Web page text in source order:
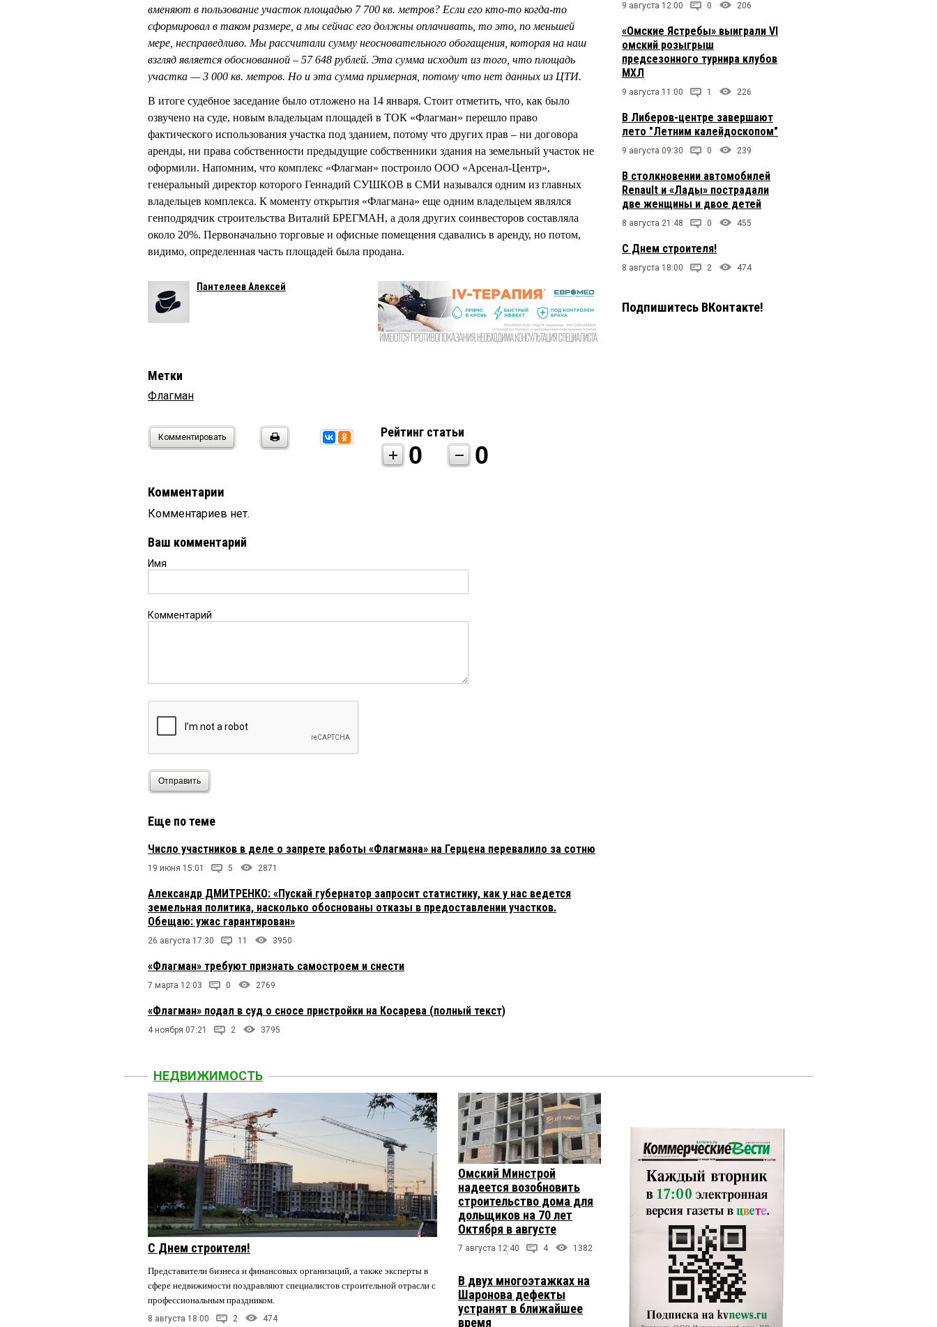
вменяют в пользование участок площадью 7 700 кв. метров? Если его кто-то когда-то
сформировал в таком размере, а мы сейчас его должны оплачивать, то это, по меньшей
мере, несправедливо. Мы рассчитали сумму неосновательного обогащения, которая на наш
взгляд является обоснованной – 57 648 рублей. Эта сумма исходит из того, что площадь
участка — 3 000 кв. метров. Но и эта сумма примерная, потому что нет данных из ЦТИ.
В итоге судебное заседание было отложено на 14 января. Стоит отметить, что, как было
озвучено на суде, новым владельцам площадей в ТОК «Флагман» перешло право
фактического использования участка под зданием, потому что других прав – ни договора
аренды, ни права собственности предыдущие собственники здания на земельный участок не
оформили. Напомним, что комплекс «Флагман» построило ООО «Арсенал-Центр»,
генеральный директор которого Геннадий СУШКОВ в СМИ назывался одним из главных
владельцев комплекса. К моменту открытия «Флагмана» еще одним владельцем являлся
генподрядчик строительства Виталий БРЕГМАН, а доля других соинвесторов составляла
около 20%. Первоначально торговые и офисные помещения сдавались в аренду, но потом,
видимо, определенная часть площадей была продана.
Пантелеев Алексей
Метки
Флагман
Комментировать Рейтинг статьи
0 0
Комментарии
Комментариев нет.
Ваш комментарий
Имя
Комментарий
Отправить
Еще по теме
Число участников в деле о запрете работы «Флагмана» на Герцена перевалило за сотню
19 июня 15:01 5 2871
Александр ДМИТРЕНКО: «Пускай губернатор запросит статистику, как у нас ведется
земельная политика, насколько обоснованы отказы в предоставлении участков.
Обещаю: ужас гарантирован»
26 августа 17:30 11 3950
«Флагман» требуют признать самостроем и снести
7 марта 12:03 0 2769
«Флагман» подал в суд о сносе пристройки на Косарева (полный текст)
4 ноября 07:21 2 3795
9 августа 12:00 0 206
«Омские Ястребы» выиграли VI
омский розыгрыш
предсезонного турнира клубов
МХЛ
9 августа 11:00 1 226
В Либеров-центре завершают
лето "Летним калейдоскопом"
9 августа 09:30 0 239
В столкновении автомобилей
Renault и «Лады» пострадали
две женщины и двое детей
8 августа 21:48 0 455
С Днем строителя!
8 августа 18:00 2 474
Подпишитесь ВКонтакте!
НЕДВИЖИМОСТЬ
С Днем строителя!
Представители бизнеса и финансовых организаций, а также эксперты в
сфере недвижимости поздравляют специалистов строительной отрасли с
профессиональным праздником.
8 августа 18:00 2 474
Омский Минстрой
надеется возобновить
строительство дома для
дольщиков на 70 лет
Октября в августе
7 августа 12:40 4 1382
В двух многоэтажках на
Шаронова дефекты
устранят в ближайшее
время